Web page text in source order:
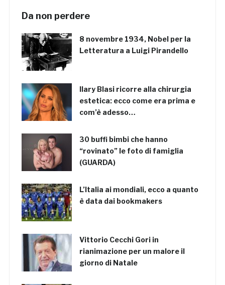
Da non perdere
8 novembre 1934, Nobel per la
Letteratura a Luigi Pirandello
Ilary Blasi ricorre alla chirurgia
estetica: ecco come era prima e
com’è adesso…
30 buffi bimbi che hanno
“rovinato” le foto di famiglia
(GUARDA)
L’Italia ai mondiali, ecco a quanto
è data dai bookmakers
Vittorio Cecchi Gori in
rianimazione per un malore il
giorno di Natale